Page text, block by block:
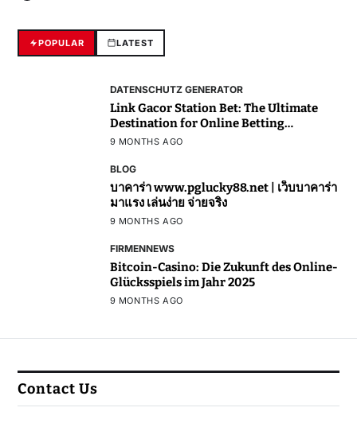
POPULAR LATEST
DATENSCHUTZ GENERATOR
Link Gacor Station Bet: The Ultimate
Destination for Online Betting
Enthusiasts
9 MONTHS AGO
BLOG
บาคาร่า www.pglucky88.net | เว็บบาคาร่า
มาแรง เล่นง่าย จ่ายจริง
9 MONTHS AGO
FIRMENNEWS
Bitcoin-Casino: Die Zukunft des Online-
Glücksspiels im Jahr 2025
9 MONTHS AGO
Contact Us